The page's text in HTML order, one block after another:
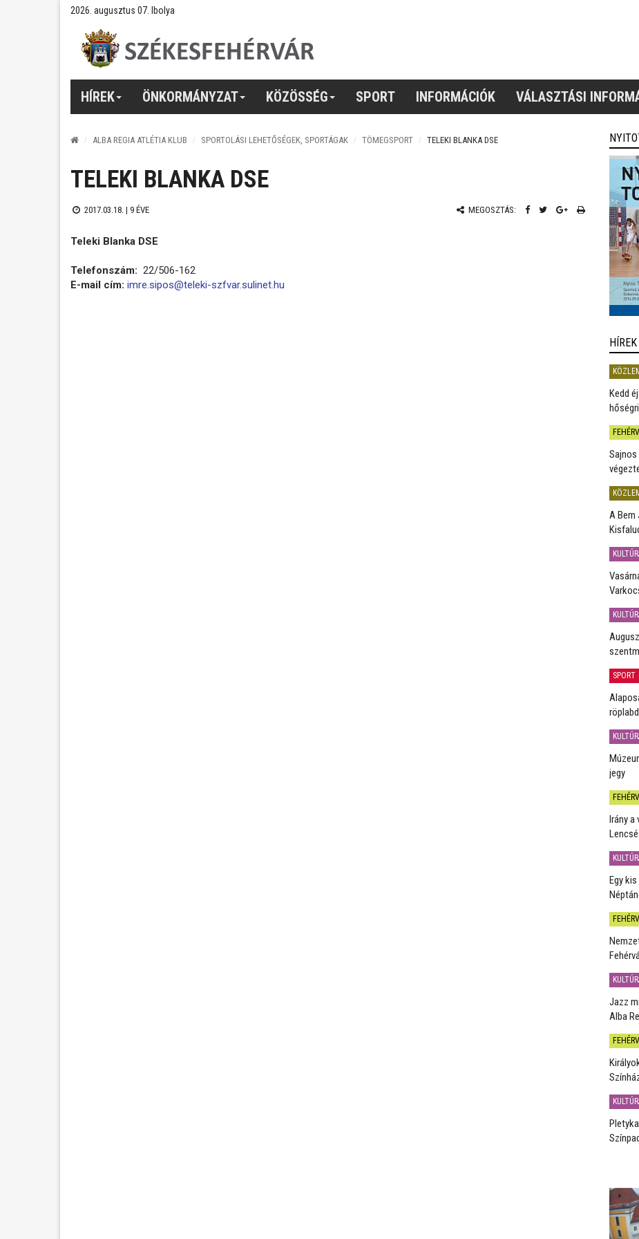
2026. augusztus 07. Ibolya
HÍREK ÖNKORMÁNYZAT KÖZÖSSÉG SPORT INFORMÁCIÓK VÁLASZTÁSI
ALBA REGIA ATLÉTIA KLUB SPORTOLÁSI LEHETŐSÉGEK, SPORTÁGAK TÖMEGSPORT TELEKI BLANKA DSE
TELEKI BLANKA DSE
2017.03.18. | 9 ÉVE MEGOSZTÁS:
Teleki Blanka DSE
Telefonszám: 22/506-162
E-mail cím: imre.sipos@teleki-szfvar.sulinet.hu
HÍREK
Kedd
A Bem
SPORT
jegy
Irány a
Egy
Jazz
Alba